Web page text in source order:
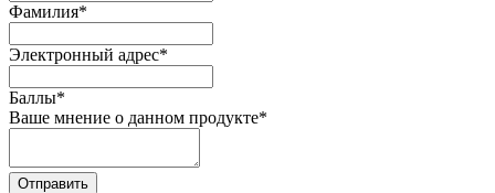
Фамилия*
Электронный адрес*
Баллы*
Ваше мнение о данном продукте*
Отправить